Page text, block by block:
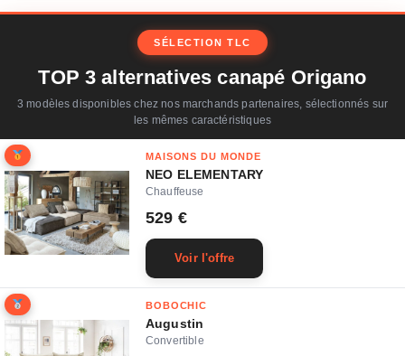
SÉLECTION TLC
TOP 3 alternatives canapé Origano
3 modèles disponibles chez nos marchands partenaires, sélectionnés sur
les mêmes caractéristiques
MAISONS DU MONDE
NEO ELEMENTARY
Chauffeuse
529 €
Voir l'offre
BOBOCHIC
Augustin
Convertible